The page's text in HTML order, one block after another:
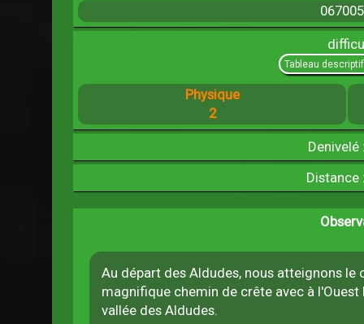
Tableau
Physique
2
Denivelé
Distance
Au départ des Aldudes, nous atteignons
magnifique chemin de crête avec à l'Ouest
vallée des Aldudes.